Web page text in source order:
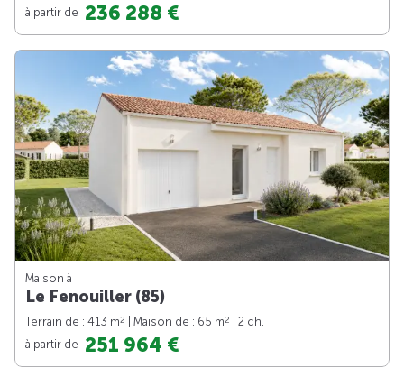
à partir de 236 288 €
Maison à
Le Fenouiller (85)
Terrain de : 413 m2 | Maison de : 65 m2
| 2 ch.
à partir de 251 964 €